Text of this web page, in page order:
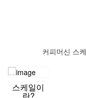
커피머신 스
스케일이
란?